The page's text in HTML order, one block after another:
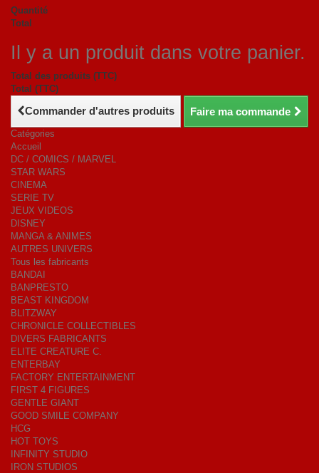
Quantité
Total
Il y a un produit dans votre panier.
Total des produits (TTC)
Total (TTC)
Commander d'autres produits Faire ma commande
Catégories
Accueil
DC / COMICS / MARVEL
STAR WARS
CINEMA
SERIE TV
JEUX VIDEOS
DISNEY
MANGA & ANIMES
AUTRES UNIVERS
Tous les fabricants
BANDAI
BANPRESTO
BEAST KINGDOM
BLITZWAY
CHRONICLE COLLECTIBLES
DIVERS FABRICANTS
ELITE CREATURE C.
ENTERBAY
FACTORY ENTERTAINMENT
FIRST 4 FIGURES
GENTLE GIANT
GOOD SMILE COMPANY
HCG
HOT TOYS
INFINITY STUDIO
IRON STUDIOS